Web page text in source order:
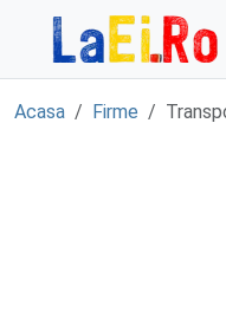
Sari la continut
Acasa Firme